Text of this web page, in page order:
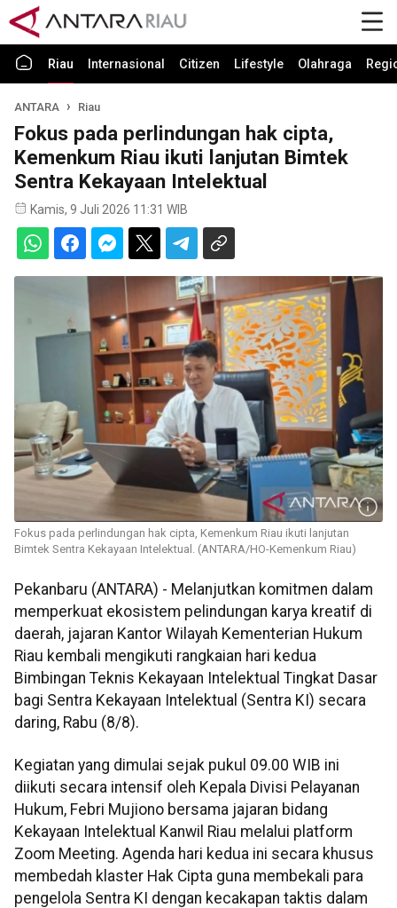
Riau Internasional Citizen Lifestyle Olahraga
ANTARA Riau
Fokus pada perlindungan hak cipta,
Kemenkum Riau ikuti lanjutan Bimtek
Sentra Kekayaan Intelektual
Kamis, 9 Juli 2026 11:31 WIB
Fokus pada perlindungan hak cipta, Kemenkum Riau ikuti lanjutan
Bimtek Sentra Kekayaan Intelektual. (ANTARA/HO-Kemenkum Riau)
Pekanbaru (ANTARA) - Melanjutkan komitmen dalam
memperkuat ekosistem pelindungan karya kreatif di
daerah, jajaran Kantor Wilayah Kementerian Hukum
Riau kembali mengikuti rangkaian hari kedua
Bimbingan Teknis Kekayaan Intelektual Tingkat Dasar
bagi Sentra Kekayaan Intelektual (Sentra KI) secara
daring, Rabu (8/8).
Kegiatan yang dimulai sejak pukul 09.00 WIB ini
diikuti secara intensif oleh Kepala Divisi Pelayanan
Hukum, Febri Mujiono bersama jajaran bidang
Kekayaan Intelektual Kanwil Riau melalui platform
Zoom Meeting. Agenda hari kedua ini secara khusus
membedah klaster Hak Cipta guna membekali para
pengelola Sentra KI dengan kecakapan taktis dalam